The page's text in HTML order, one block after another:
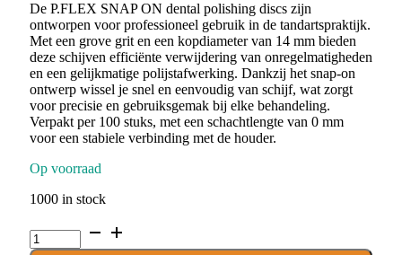
De P.FLEX SNAP ON dental polishing discs zijn
ontworpen voor professioneel gebruik in de tandartspraktijk.
Met een grove grit en een kopdiameter van 14 mm bieden
deze schijven efficiënte verwijdering van onregelmatigheden
en een gelijkmatige polijstafwerking. Dankzij het snap-on
ontwerp wissel je snel en eenvoudig van schijf, wat zorgt
voor precisie en gebruiksgemak bij elke behandeling.
Verpakt per 100 stuks, met een schachtlengte van 0 mm
voor een stabiele verbinding met de houder.
Op voorraad
1000 in stock
P.FLEX_SNAPON.G.140
x